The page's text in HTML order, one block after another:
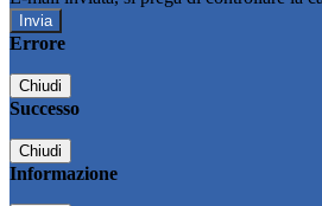
Errore
Chiudi
Successo
Chiudi
Informazione